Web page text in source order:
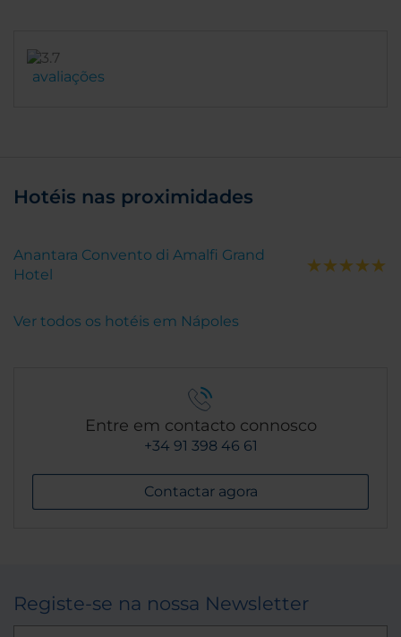
avaliações
Hotéis nas proximidades
Anantara Convento di Amalfi Grand
Hotel
Ver todos os hotéis em Nápoles
Entre em contacto connosco
+34 91 398 46 61
Contactar agora
Registe-se na nossa Newsletter